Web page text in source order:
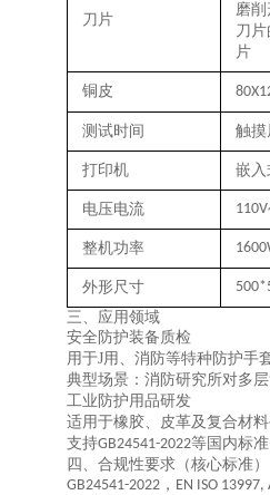
刀片
磨
刀
片
铜皮
测试时间 触摸
打印机 嵌入
电压电流
整机功率
外形尺寸
三、 应用领域
安全防护装备质检
用于J用、消防等特种防护手
典型场景：消防研究所对多
工业防护用品研发
适用于橡胶、皮革及复合材
支持GB24541-2022等国内标
四、 合规性要求（核心标准）
GB24541-2022 ， EN ISO